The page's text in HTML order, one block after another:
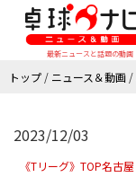
最新ニュースと話題の動画
トップ / ニュース＆動画 /
2023/12/03
《Tリーグ》TOP名古屋